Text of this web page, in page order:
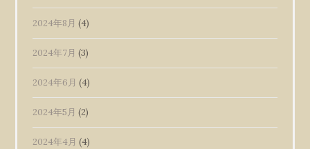
2024年8月 (4)
2024年7月 (3)
2024年6月 (4)
2024年5月 (2)
2024年4月 (4)